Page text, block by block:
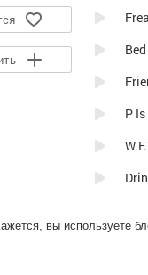
P
вы используете